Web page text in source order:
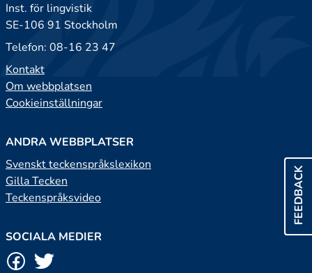
FEEDBACK
Inst. för lingvistik
SE-106 91 Stockholm
Telefon: 08-16 23 47
Kontakt
Om webbplatsen
Cookieinställningar
ANDRA WEBBPLATSER
Svenskt teckenspråkslexikon
Gilla Tecken
Teckenspråksvideo
SOCIALA MEDIER